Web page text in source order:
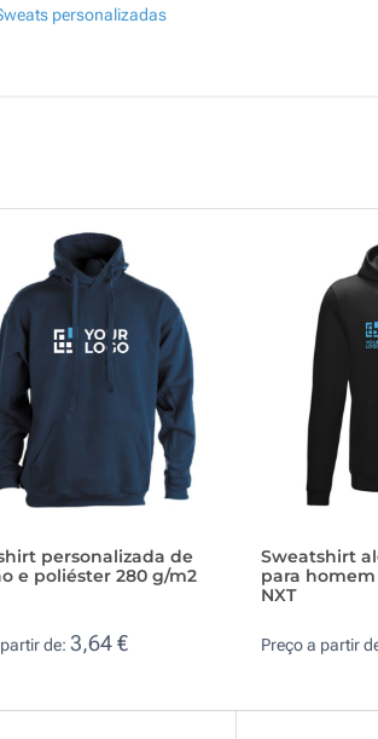
personalizadas
personalizada de
e poliéster 280 g/m2
de: 3,64 €
Sweatshirt
para
NXT
Preço a partir